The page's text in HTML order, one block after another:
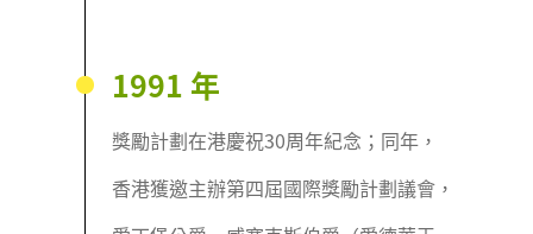
1991 年
獎勵計劃在港慶祝30周年紀念；同年，
香港獲邀主辦第四屆國際獎勵計劃議會，